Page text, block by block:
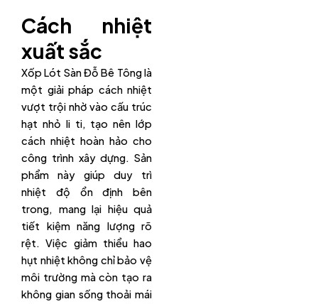
Cách nhiệt
xuất sắc
Xốp Lót Sàn Đỗ Bê Tông là
một giải pháp cách nhiệt
vượt trội nhờ vào cấu trúc
hạt nhỏ li ti, tạo nên lớp
cách nhiệt hoàn hảo cho
công trình xây dựng. Sản
phẩm này giúp duy trì
nhiệt độ ổn định bên
trong, mang lại hiệu quả
tiết kiệm năng lượng rõ
rệt. Việc giảm thiểu hao
hụt nhiệt không chỉ bảo vệ
môi trường mà còn tạo ra
không gian sống thoải mái